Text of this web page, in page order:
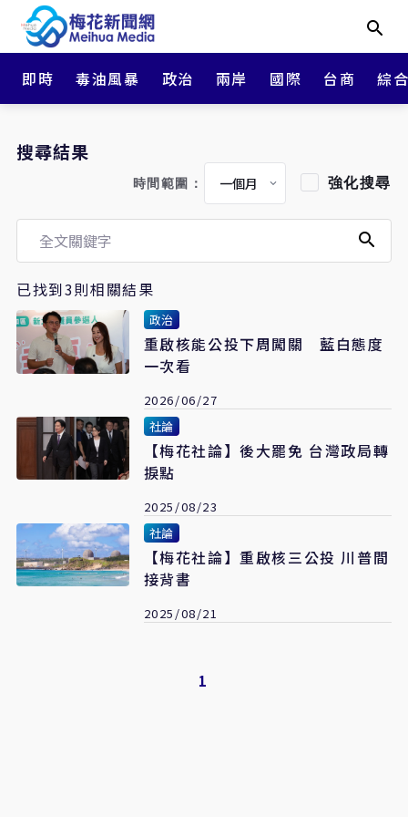
即時 毒油風暴 政治 兩岸 國際 台商 綜
搜尋結果
時間範圍： 強化搜尋
已找到3則相關結果
政治
重啟核能公投下周闖關 藍白態度
一次看
2026/06/27
社論
【梅花社論】後大罷免 台灣政局轉
捩點
2025/08/23
社論
【梅花社論】重啟核三公投 川普間
接背書
2025/08/21
1